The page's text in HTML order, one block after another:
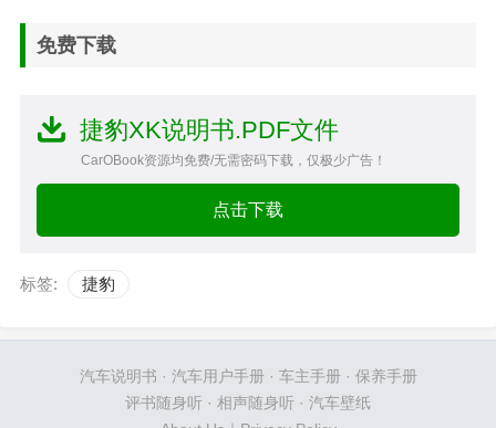
免费下载
捷豹XK说明书.PDF文件
CarOBook资源均免费/无需密码下载，仅极少广告！
点击下载
标签: 捷豹
汽车说明书 · 汽车用户手册· 车主手册· 保养手册
评书随身听 · 相声随身听 · 汽车壁纸